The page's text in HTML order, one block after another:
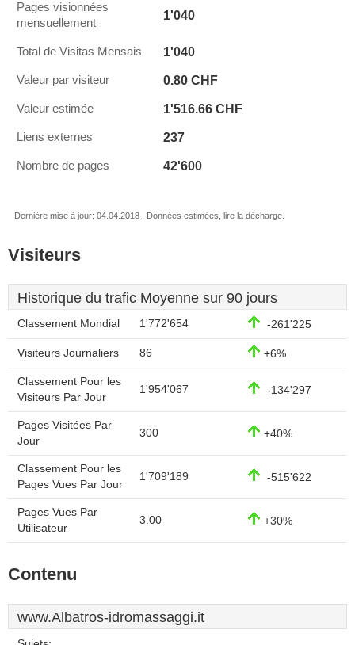
Pages visionnées
mensuellement
1'040
Total de Visitas Mensais 1'040
Valeur par visiteur 0.80 CHF
Valeur estimée 1'516.66 CHF
Liens externes 237
Nombre de pages 42'600
Dernière mise à jour: 04.04.2018 . Données estimées, lire la décharge.
Visiteurs
Historique du trafic Moyenne sur 90 jours
Classement Mondial 1'772'654 -261'225
Visiteurs Journaliers 86 +6%
Classement Pour les
Visiteurs Par Jour
1'954'067 -134'297
Pages Visitées Par
Jour
300 +40%
Classement Pour les
Pages Vues Par Jour
1'709'189 -515'622
Pages Vues Par
Utilisateur
3.00 +30%
Contenu
www.Albatros-idromassaggi.it